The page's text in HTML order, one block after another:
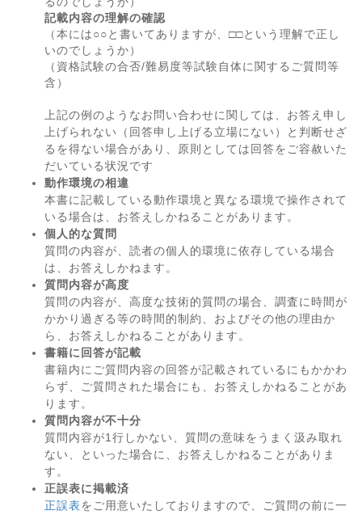
記載内容の理解の確認
（本には○○と書いてありますが、□□という理解で正し
いのでしょうか）
（資格試験の合否/難易度等試験自体に関するご質問等
含）
上記の例のようなお問い合わせに関しては、お答え申し
上げられない（回答申し上げる立場にない）と判断せざ
るを得ない場合があり、原則としては回答をご容赦いた
だいている状況です
動作環境の相違
本書に記載している動作環境と異なる環境で操作されて
いる場合は、お答えしかねることがあります。
個人的な質問
質問の内容が、読者の個人的環境に依存している場合
は、お答えしかねます。
質問内容が高度
質問の内容が、高度な技術的質問の場合、調査に時間が
かかり過ぎる等の時間的制約、およびその他の理由か
ら、お答えしかねることがあります。
書籍に回答が記載
書籍内にご質問内容の回答が記載されているにもかかわ
らず、ご質問された場合にも、お答えしかねることがあ
ります。
質問内容が不十分
質問内容が1行しかない、質問の意味をうまく汲み取れ
ない、といった場合に、お答えしかねることがありま
す。
正誤表に掲載済
正誤表をご用意いたしておりますので、ご質問の前に一